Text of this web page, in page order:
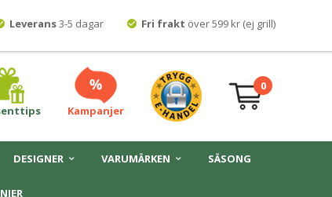
Leverans3-5 dagar Fri frakt över 599 kr (ej grill)
Kampanjer
0
DESIGNER VARUMÄRKEN SÄSONG